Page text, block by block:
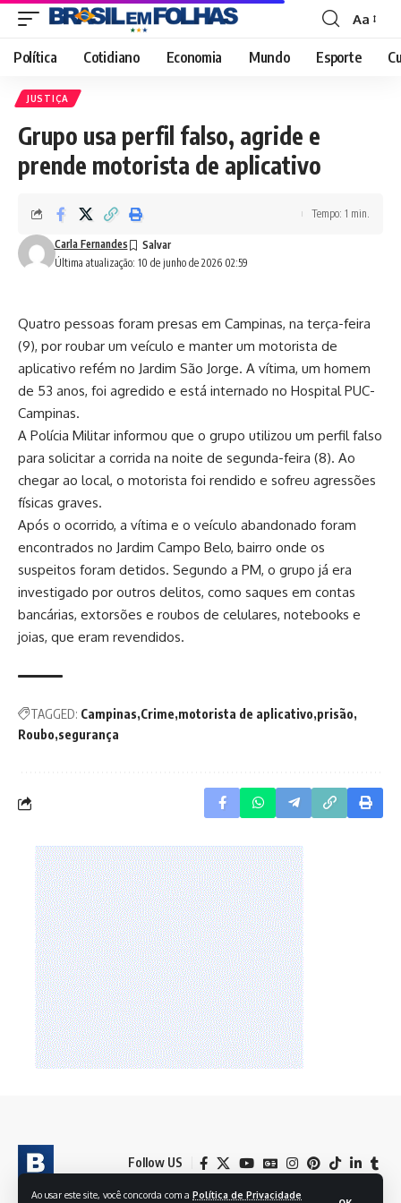
Ao usar este site, você concorda com a Política de Privacidade
Font
Resizer
Aa
Política Cotidiano Economia Mundo Esporte
JUSTIÇA
Grupo usa perfil falso, agride e
prende motorista de aplicativo
Última atualização: 10 de junho de 2026 02:59
Carla Fernandes
Tempo: 1 min.
Quatro pessoas foram presas em Campinas, na terça-feira
(9), por roubar um veículo e manter um motorista de
aplicativo refém no Jardim São Jorge. A vítima, um homem
de 53 anos, foi agredido e está internado no Hospital PUC-
Campinas.
A Polícia Militar informou que o grupo utilizou um perfil falso
para solicitar a corrida na noite de segunda-feira (8). Ao
chegar ao local, o motorista foi rendido e sofreu agressões
físicas graves.
Após o ocorrido, a vítima e o veículo abandonado foram
encontrados no Jardim Campo Belo, bairro onde os
suspeitos foram detidos. Segundo a PM, o grupo já era
investigado por outros delitos, como saques em contas
bancárias, extorsões e roubos de celulares, notebooks e
joias, que eram revendidos.
TAGGED: Campinas Crime motorista de aplicativo prisão
Roubo segurança
Follow US